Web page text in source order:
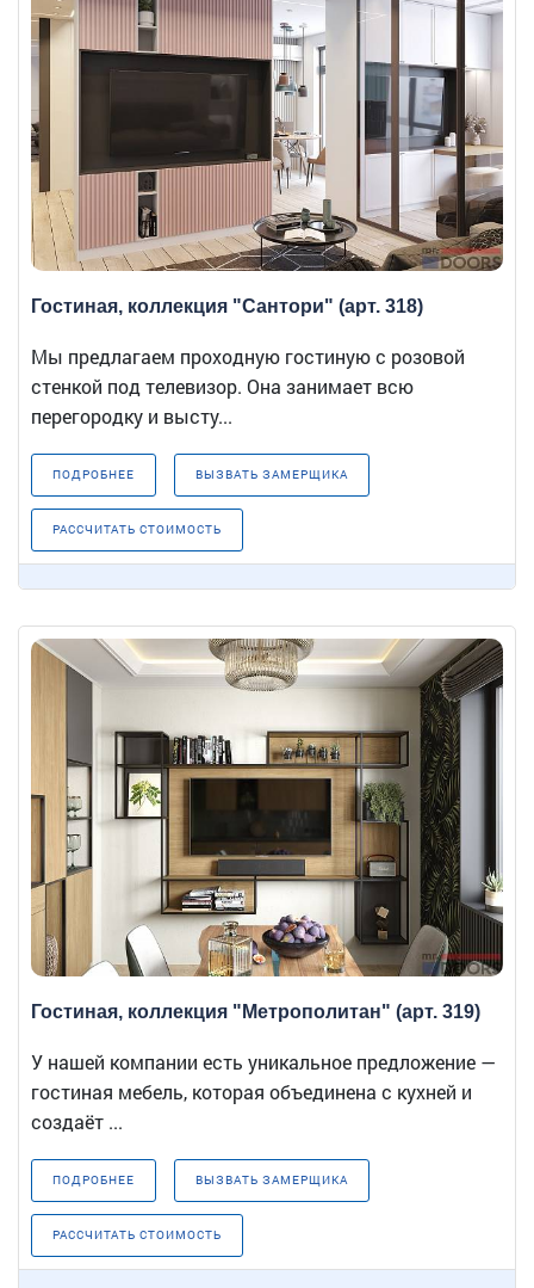
Гостиная, коллекция "Сантори" (арт. 318)
Мы предлагаем проходную гостиную с розовой
стенкой под телевизор. Она занимает всю
перегородку и высту...
ПОДРОБНЕЕ ВЫЗВАТЬ ЗАМЕРЩИКА
РАССЧИТАТЬ СТОИМОСТЬ
Гостиная, коллекция "Метрополитан" (арт. 319)
У нашей компании есть уникальное предложение —
гостиная мебель, которая объединена с кухней и
создаёт ...
ПОДРОБНЕЕ ВЫЗВАТЬ ЗАМЕРЩИКА
РАССЧИТАТЬ СТОИМОСТЬ